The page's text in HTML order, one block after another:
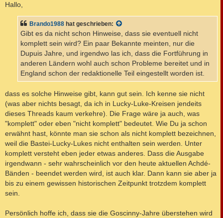
r
a
Hallo,
Brando1988 hat geschrieben:
Gibt es da nicht schon Hinweise, dass sie eventuell nicht
komplett sein wird? Ein paar Bekannte meinten, nur die
Dupuis Jahre, und irgendwo las ich, dass die Fortführung in
anderen Ländern wohl auch schon Probleme bereitet und in
England schon der redaktionelle Teil eingestellt worden ist.
dass es solche Hinweise gibt, kann gut sein. Ich kenne sie nicht
(was aber nichts besagt, da ich in Lucky-Luke-Kreisen jendeits
dieses Threads kaum verkehre). Die Frage wäre ja auch, was
"komplett" oder eben "nicht komplett" bedeutet. Wie Du ja schon
erwähnt hast, könnte man sie schon als nicht komplett bezeichnen,
weil die Bastei-Lucky-Lukes nicht enthalten sein werden. Unter
komplett versteht eben jeder etwas anderes. Dass die Ausgabe
irgendwann - sehr wahrscheinlich vor den heute aktuellen Achdé-
Bänden - beendet werden wird, ist auch klar. Dann kann sie aber ja
bis zu einem gewissen historischen Zeitpunkt trotzdem komplett
sein.
Persönlich hoffe ich, dass sie die Goscinny-Jahre überstehen wird